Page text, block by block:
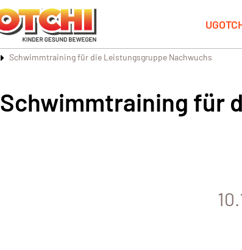
Schwimmtraining für die Leistungsgruppe Nachwuchs
Schwimmtraining für